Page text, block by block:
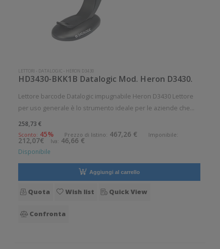
LETTORI - DATALOGIC - HERON D3430
HD3430-BKK1B Datalogic Mod. Heron D3430.
Lettore barcode Datalogic impugnabile Heron D3430 Lettore
per uso generale è lo strumento ideale per le aziende che
desiderano migliorare le applicazioni quotidiane di lettura dei
codici a barre. Lettura QrCode abilitata. Angolo di scansione
verti
258,73 €
Sconto: 45% Prezzo di listino: 467,26 € Imponibile:
212,07€ Iva: 46,66 €
Disponibile
Aggiungi al carrello
Quota Wish list Quick View
Confronta